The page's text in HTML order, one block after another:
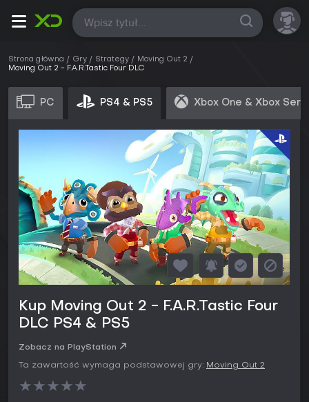
Wszystkie
Strona główna Gry Strategy
Moving Out 2
Moving Out 2 - F.A.R.Tastic Four DLC
PC PS4 & PS5 Xbox One & Xbox
Kup Moving Out 2 - F.A.R.Tastic Four
DLC PS4 & PS5
Zobacz na PlayStation
Ta zawartość wymaga podstawowej gry: Moving Out 2
★★★★★